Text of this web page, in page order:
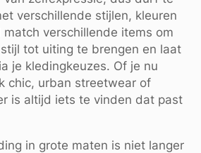
verschillende stijlen, kleuren
verschillende items om
tot uiting te brengen en laat
je kledingkeuzes. Of je nu
chic, urban streetwear of
is altijd iets te vinden dat past
in grote maten is niet langer